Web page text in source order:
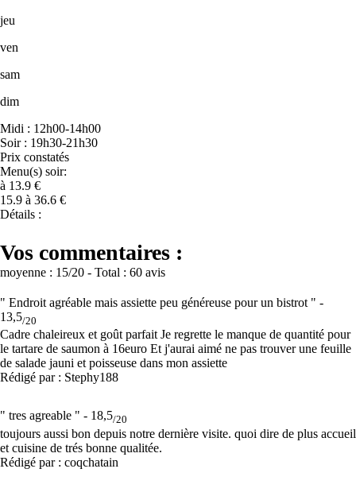
jeu
ven
sam
dim
Midi : 12h00-14h00
Soir : 19h30-21h30
Prix constatés
Menu(s) soir:
à 13.9 €
15.9 à 36.6 €
Détails :
Vos commentaires :
moyenne : 15/20 - Total : 60 avis
" Endroit agréable mais assiette peu généreuse pour un bistrot " -
13,5/20
Cadre chaleireux et goût parfait Je regrette le manque de quantité pour
le tartare de saumon à 16euro Et j'aurai aimé ne pas trouver une feuille
de salade jauni et poisseuse dans mon assiette
Rédigé par : Stephy188
" tres agreable " - 18,5/20
toujours aussi bon depuis notre dernière visite. quoi dire de plus accueil
et cuisine de trés bonne qualitée.
Rédigé par : coqchatain